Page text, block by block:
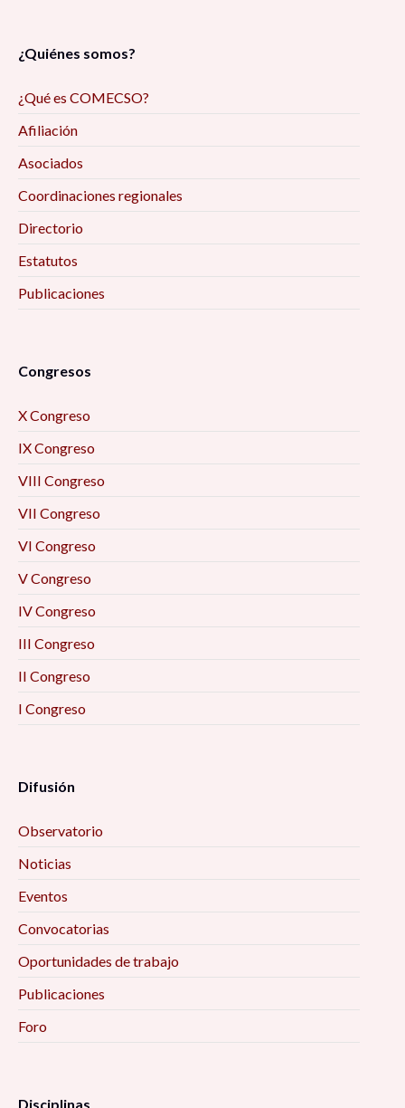
¿Quiénes somos?
¿Qué es COMECSO?
Afiliación
Asociados
Coordinaciones regionales
Directorio
Estatutos
Publicaciones
Congresos
X Congreso
IX Congreso
VIII Congreso
VII Congreso
VI Congreso
V Congreso
IV Congreso
III Congreso
II Congreso
I Congreso
Difusión
Observatorio
Noticias
Eventos
Convocatorias
Oportunidades de trabajo
Publicaciones
Foro
Disciplinas